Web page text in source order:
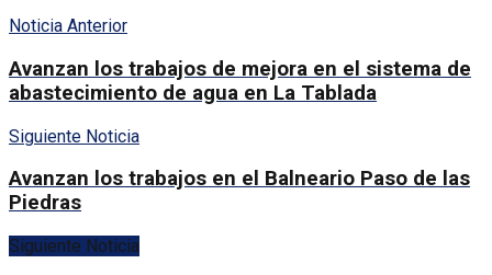
Noticia Anterior
Avanzan los trabajos de mejora en el sistema de
abastecimiento de agua en La Tablada
Siguiente Noticia
Avanzan los trabajos en el Balneario Paso de las
Piedras
Siguiente Noticia